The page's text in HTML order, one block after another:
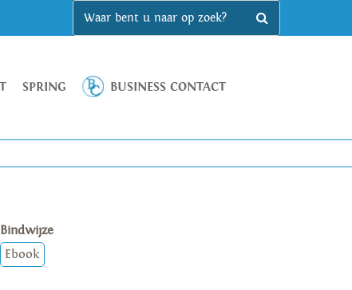
SPRING BUSINESS CONTACT
Bindwijze
Ebook